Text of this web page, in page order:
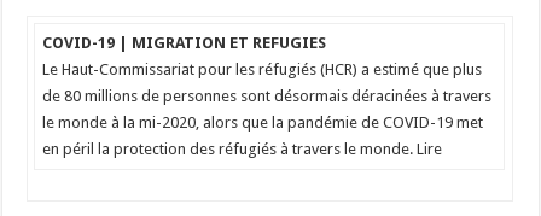
COVID-19 | MIGRATION ET REFUGIES
Le Haut-Commissariat pour les réfugiés (HCR) a estimé que plus
de 80 millions de personnes sont désormais déracinées à travers
le monde à la mi-2020, alors que la pandémie de COVID-19 met
en péril la protection des réfugiés à travers le monde. Lire